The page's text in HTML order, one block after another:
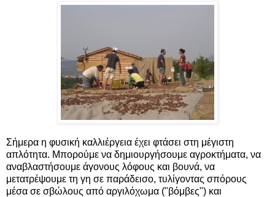
Σήμερα η φυσική καλλιέργεια έχει φτάσει στη μέγιστη
απλότητα. Μπορούμε να δημιουργήσουμε αγροκτήματα, να
αναβλαστήσουμε άγονους λόφους και βουνά, να
μετατρέψουμε τη γη σε παράδεισο, τυλίγοντας σπόρους
μέσα σε σβώλους από αργιλόχωμα ("βόμβες") και